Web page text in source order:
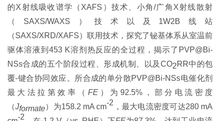
的X射线吸收谱学（XAFS）技术、小角/广角X射线散射
（SAXS/WAXS）技术以及1W2B线站
（SAXS/XRD/XAFS）联用技术，探究了铋基体系从室温前
驱体溶液到453 K溶剂热反应的全过程，揭示了PVP@Bi-
NSs合成的五个阶段过程 形成机制 以及 CO2RR中的包
覆-键合协同效应。所合成的单分散PVP@Bi-NSs电催化剂
最大法拉第效率（ FE）为92.5%，部分电流密度
（Jformate）为158.2 mA cm-2 ，最大电流密度可达280 mA
-2